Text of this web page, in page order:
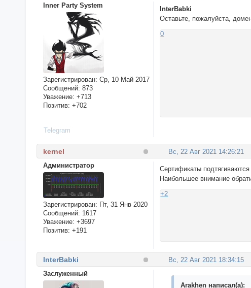
Inner Party System
Зарегистрирован: Ср, 10 Май 2017
Сообщений: 873
Уважение: +713
Позитив: +702
InterBabki
Оставьте, пожалуйста,
0
Telegram
Вс, 22 Авг 2021 14:26:21
kernel
Администратор
Зарегистрирован: Пт, 31 Янв 2020
Сообщений: 1617
Уважение: +3697
Позитив: +191
Сертификаты
Наибольшее внимание
+2
Вс, 22 Авг 2021 18:34:15
InterBabki
Заслуженный
Arakhen написал(а):